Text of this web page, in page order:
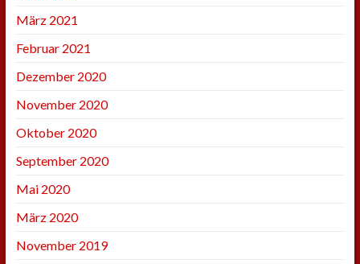
März 2021
Februar 2021
Dezember 2020
November 2020
Oktober 2020
September 2020
Mai 2020
März 2020
November 2019